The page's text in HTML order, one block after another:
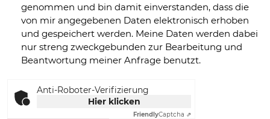
genommen und bin damit einverstanden, dass die
von mir angegebenen Daten elektronisch erhoben
und gespeichert werden. Meine Daten werden dabei
nur streng zweckgebunden zur Bearbeitung und
Beantwortung meiner Anfrage benutzt.
Anti-Roboter-Verifizierung
Hier klicken
FriendlyCaptcha ⇗